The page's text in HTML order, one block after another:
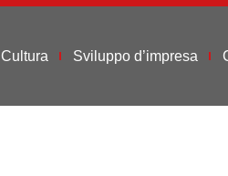
Cultura Sviluppo d’impresa